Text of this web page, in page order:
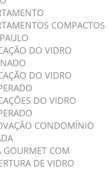
COMPACTOS
DO VIDRO
DO VIDRO
DO VIDRO
CONDOMÍNIO
GOURMET COM
DE VIDRO